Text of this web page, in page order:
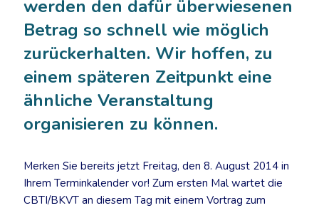
werden den dafür überwiesenen
Betrag so schnell wie möglich
zurückerhalten. Wir hoffen, zu
einem späteren Zeitpunkt eine
ähnliche Veranstaltung
organisieren zu können.
Merken Sie bereits jetzt Freitag, den 8. August 2014 in
Ihrem Terminkalender vor! Zum ersten Mal wartet die
CBTI/BKVT an diesem Tag mit einem Vortrag zum